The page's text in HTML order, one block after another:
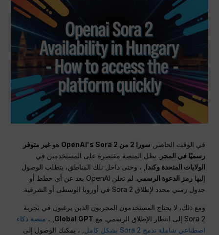
في الوقت الحاضر, سورا 2 من OpenAI's Sora 2 هوغير متوفر
رسميًا في المجر . تظل المنصة مقتصرة على المستخدمين في
الولايات المتحدة وكندا , ، وحتى داخل تلك المناطق، يتطلب الوصول
إليهارمز الدعوة الرسمي
. لم تعلن OpenAI بعد عن أي خطط أو
جدول زمني محدد لإطلاق Sora 2 في أوروبا الوسطى أو الشرقية.
ومع ذلك، لا يحتاج المستخدمون المجريون الذين يرغبون في تجربة
Sora 2 إلى انتظار الإطلاق الرسمي. مع
Global GPT , ، منصة ذكاء
اصطناعي شاملة تدمج Sora 2 بشكل كامل
, ، يمكنك الوصول إلى